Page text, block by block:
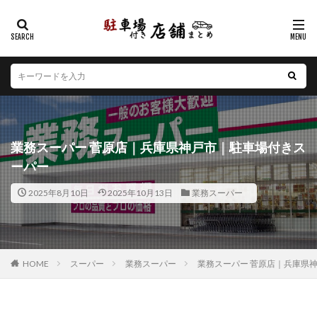
業務スーパー 菅原店｜兵庫県神戸市｜駐車場付きス
ーパー
2025年8月10日 2025年10月13日 業務スーパー
HOME スーパー 業務スーパー 業務スーパー 菅原店｜兵庫県
カテゴリー
エリア
北海道 青森県 岩手県 宮城県
秋田県
山形県
福島県 茨城県 栃木県
群馬県
埼玉県
千葉県 東京都 神奈川県
新潟県
山梨県
長野県 富山県 石川県
福井県
岐阜県
静岡県 愛知県 三重県
滋賀県
京都府
大阪府 兵庫県 奈良県
和歌山県
鳥取県
島根県 岡山県 広島県
山口県
徳島県
香川県 愛媛県 高知県
福岡県
佐賀県
長崎県 熊本県 大分県
宮崎県